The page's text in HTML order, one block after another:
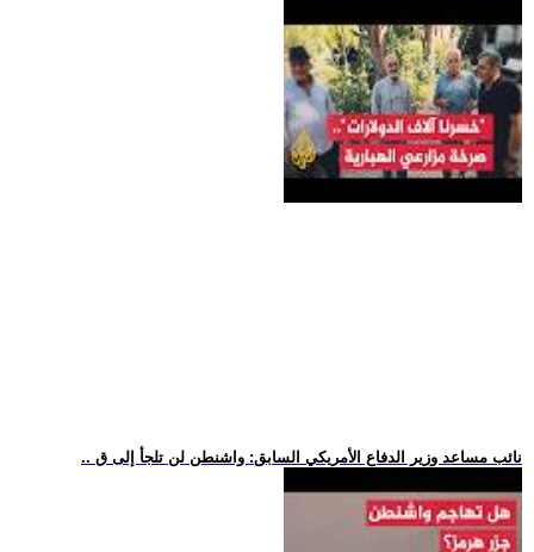
.. نائب مساعد وزير الدفاع الأمريكي السابق: واشنطن لن تلجأ إلى ق